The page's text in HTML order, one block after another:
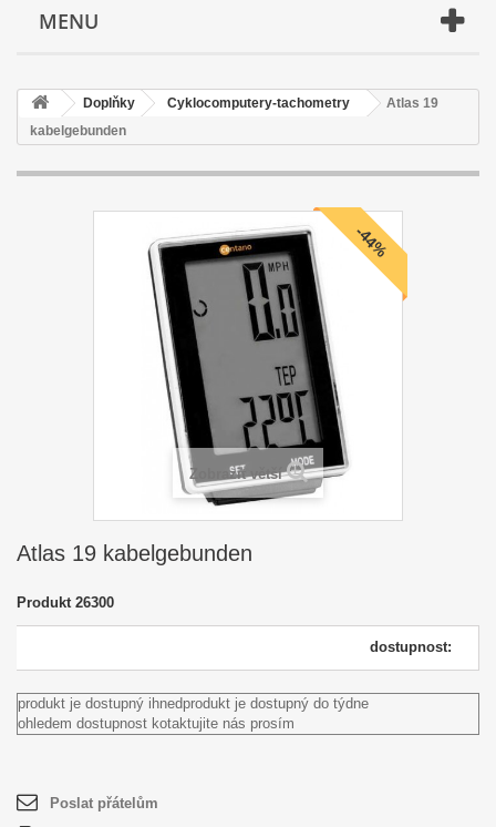
MENU
Doplňky Cyklocomputery-tachometry
Atlas 19
kabelgebunden
-44%
Zobrazit větší
Atlas 19 kabelgebunden
Produkt 26300
dostupnost:
produkt je dostupný ihnedprodukt je dostupný do týdne
ohledem dostupnost kotaktujite nás prosím
Poslat přátelům